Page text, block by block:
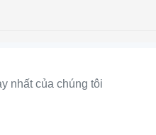
nhất của chúng tôi